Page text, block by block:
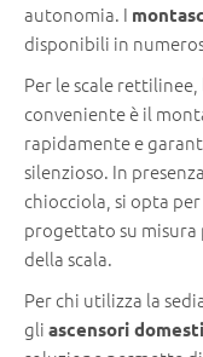
autonomia. I
disponibili in
Per le scale
conveniente è il
rapidamente e
silenzioso. In
chiocciola, si opta
progettato su
della scala.
Per chi utilizza la
gli ascensori